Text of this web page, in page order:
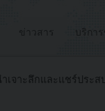
จาะลึกและแชร์ประ